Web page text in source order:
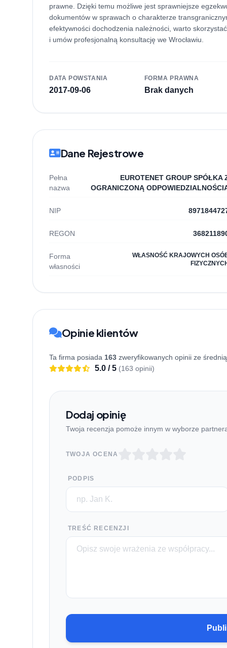
prawne. Dzięki temu możliwe jest sprawniejsze
dokumentów w sprawach o charakterze
efektywności dochodzenia należności, warto
i umów profesjonalną konsultację we Wrocławiu.
DATA POWSTANIA
2017-09-06
FORMA PRAWNA
Brak danych
Dane Rejestrowe
Pełna
nazwa
EUROTENET GROUP SPÓŁKA
OGRANICZONĄ
NIP
REGON
Forma
własności
WŁASNOŚĆ KRAJOWYCH
Opinie klientów
Ta firma posiada 163 zweryfikowanych opinii ze
5.0 / 5 (163 opinii)
Dodaj opinię
Twoja recenzja pomoże innym w wyborze
TWOJA OCENA
PODPIS
TREŚĆ RECENZJI